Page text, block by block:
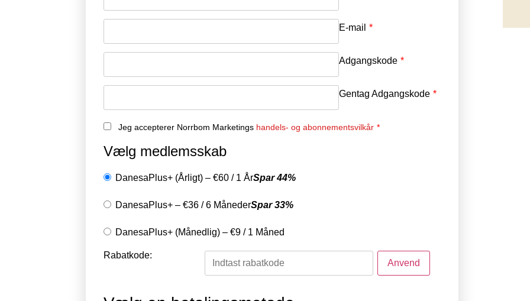
E-mail *
Adgangskode *
Gentag Adgangskode *
Jeg accepterer Norrbom Marketings handels- og abonnementsvilkår *
Vælg medlemsskab
DanesaPlus+ (Årligt) – €60 / 1 ÅrSpar 44%
DanesaPlus+ – €36 /6 MånederSpar 33%
DanesaPlus+ (Månedlig) – €9 / 1 Måned
Rabatkode: